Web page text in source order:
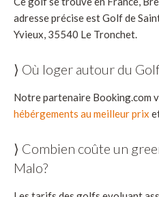
adresse précise est Golf de
Yvieux, 35540 Le Tronchet.
⟩ Où loger autour du
Notre partenaire Booking.com
hébérgements au meilleur prix
⟩ Combien coûte un
Malo?